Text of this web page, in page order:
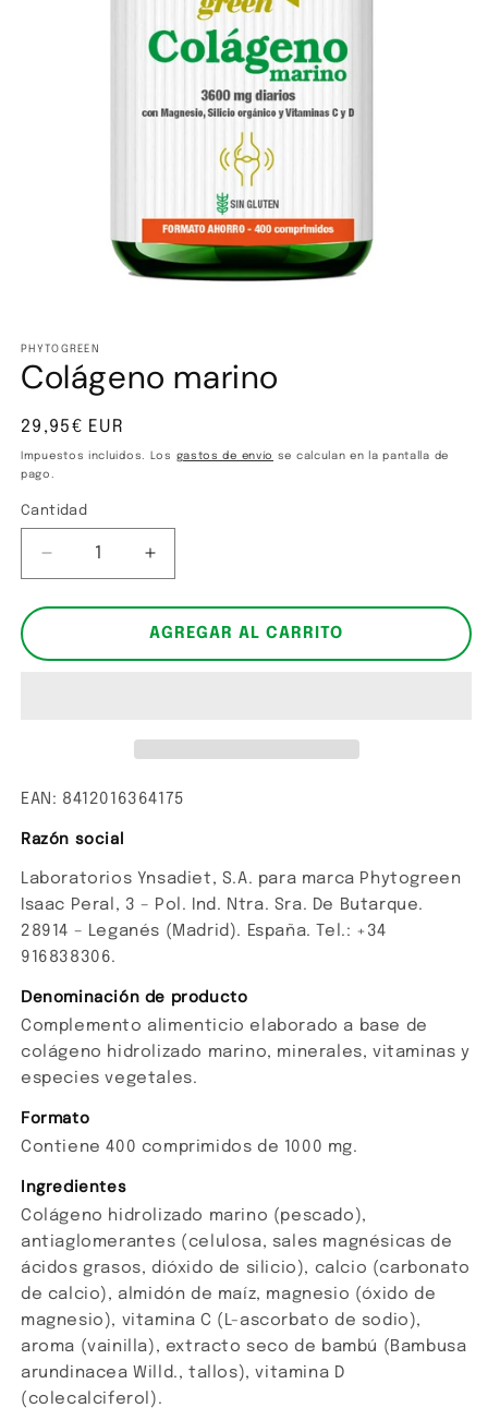
multimedia
1
en
ventana
modal
PHYTOGREEN
Colágeno marino
Precio
habitual
29,95€ EUR
Impuestos incluidos. Los gastos de envío se calculan en la pantalla de
pago.
Cantidad
Cantidad
Reducir
cantidad
para
marino
Aumentar
cantidad
para
Colágeno
marino
AGREGAR AL CARRITO
EAN: 8412016364175
Razón social
Laboratorios Ynsadiet, S.A. para marca Phytogreen
Isaac Peral, 3 – Pol. Ind. Ntra. Sra. De Butarque.
28914 – Leganés (Madrid). España. Tel.: +34
916838306.
Denominación de producto
Complemento alimenticio elaborado a base de
colágeno hidrolizado marino, minerales, vitaminas y
especies vegetales.
Formato
Contiene 400 comprimidos de 1000 mg.
Ingredientes
Colágeno hidrolizado marino (pescado),
antiaglomerantes (celulosa, sales magnésicas de
ácidos grasos, dióxido de silicio), calcio (carbonato
de calcio), almidón de maíz, magnesio (óxido de
magnesio), vitamina C (L-ascorbato de sodio),
aroma (vainilla), extracto seco de bambú (Bambusa
arundinacea Willd., tallos), vitamina D
(colecalciferol).